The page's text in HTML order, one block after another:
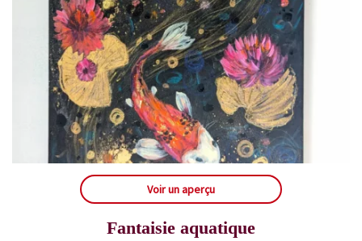
Voir un aperçu
Fantaisie aquatique